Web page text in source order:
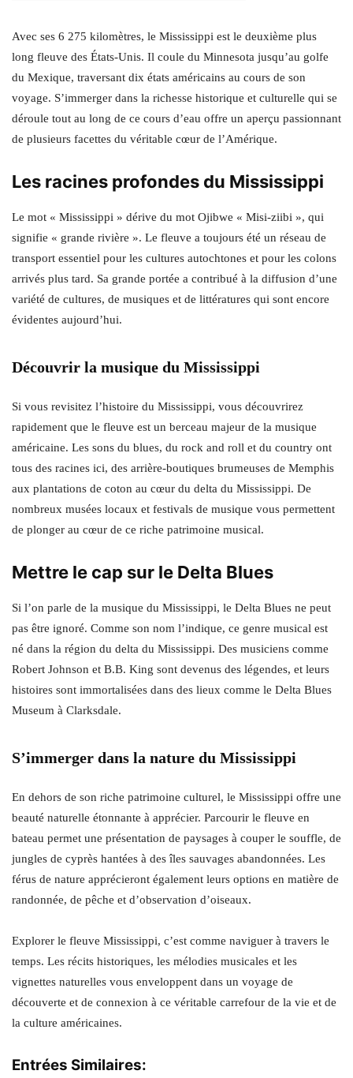
Avec ses 6 275 kilomètres, le Mississippi est le deuxième plus
long fleuve des États-Unis. Il coule du Minnesota jusqu’au golfe
du Mexique, traversant dix états américains au cours de son
voyage. S’immerger dans la richesse historique et culturelle qui se
déroule tout au long de ce cours d’eau offre un aperçu passionnant
de plusieurs facettes du véritable cœur de l’Amérique.
Les racines profondes du Mississippi
Le mot « Mississippi » dérive du mot Ojibwe « Misi-ziibi », qui
signifie « grande rivière ». Le fleuve a toujours été un réseau de
transport essentiel pour les cultures autochtones et pour les colons
arrivés plus tard. Sa grande portée a contribué à la diffusion d’une
variété de cultures, de musiques et de littératures qui sont encore
évidentes aujourd’hui.
Découvrir la musique du Mississippi
Si vous revisitez l’histoire du Mississippi, vous découvrirez
rapidement que le fleuve est un berceau majeur de la musique
américaine. Les sons du blues, du rock and roll et du country ont
tous des racines ici, des arrière-boutiques brumeuses de Memphis
aux plantations de coton au cœur du delta du Mississippi. De
nombreux musées locaux et festivals de musique vous permettent
de plonger au cœur de ce riche patrimoine musical.
Mettre le cap sur le Delta Blues
Si l’on parle de la musique du Mississippi, le Delta Blues ne peut
pas être ignoré. Comme son nom l’indique, ce genre musical est
né dans la région du delta du Mississippi. Des musiciens comme
Robert Johnson et B.B. King sont devenus des légendes, et leurs
histoires sont immortalisées dans des lieux comme le Delta Blues
Museum à Clarksdale.
S’immerger dans la nature du Mississippi
En dehors de son riche patrimoine culturel, le Mississippi offre une
beauté naturelle étonnante à apprécier. Parcourir le fleuve en
bateau permet une présentation de paysages à couper le souffle, de
jungles de cyprès hantées à des îles sauvages abandonnées. Les
férus de nature apprécieront également leurs options en matière de
randonnée, de pêche et d’observation d’oiseaux.
Explorer le fleuve Mississippi, c’est comme naviguer à travers le
temps. Les récits historiques, les mélodies musicales et les
vignettes naturelles vous enveloppent dans un voyage de
découverte et de connexion à ce véritable carrefour de la vie et de
la culture américaines.
Entrées Similaires: